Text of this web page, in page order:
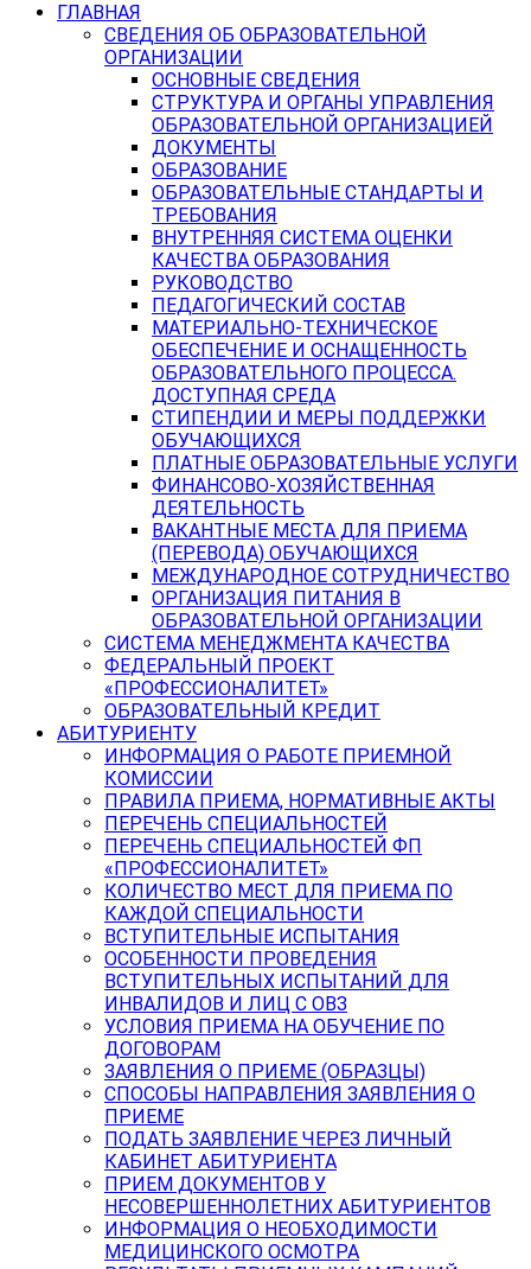
ГЛАВНАЯ
СВЕДЕНИЯ ОБ ОБРАЗОВАТЕЛЬНОЙ
ОРГАНИЗАЦИИ
ОСНОВНЫЕ СВЕДЕНИЯ
СТРУКТУРА И ОРГАНЫ УПРАВЛЕНИЯ
ОБРАЗОВАТЕЛЬНОЙ ОРГАНИЗАЦИЕЙ
ДОКУМЕНТЫ
ОБРАЗОВАНИЕ
ОБРАЗОВАТЕЛЬНЫЕ СТАНДАРТЫ И
ТРЕБОВАНИЯ
ВНУТРЕННЯЯ СИСТЕМА ОЦЕНКИ
КАЧЕСТВА ОБРАЗОВАНИЯ
РУКОВОДСТВО
ПЕДАГОГИЧЕСКИЙ СОСТАВ
МАТЕРИАЛЬНО-ТЕХНИЧЕСКОЕ
ОБЕСПЕЧЕНИЕ И ОСНАЩЕННОСТЬ
ОБРАЗОВАТЕЛЬНОГО ПРОЦЕССА.
ДОСТУПНАЯ СРЕДА
СТИПЕНДИИ И МЕРЫ ПОДДЕРЖКИ
ОБУЧАЮЩИХСЯ
ПЛАТНЫЕ ОБРАЗОВАТЕЛЬНЫЕ УСЛУГИ
ФИНАНСОВО-ХОЗЯЙСТВЕННАЯ
ДЕЯТЕЛЬНОСТЬ
ВАКАНТНЫЕ МЕСТА ДЛЯ ПРИЕМА
(ПЕРЕВОДА) ОБУЧАЮЩИХСЯ
МЕЖДУНАРОДНОЕ СОТРУДНИЧЕСТВО
ОРГАНИЗАЦИЯ ПИТАНИЯ В
ОБРАЗОВАТЕЛЬНОЙ ОРГАНИЗАЦИИ
СИСТЕМА МЕНЕДЖМЕНТА КАЧЕСТВА
ФЕДЕРАЛЬНЫЙ ПРОЕКТ
«ПРОФЕССИОНАЛИТЕТ»
ОБРАЗОВАТЕЛЬНЫЙ КРЕДИТ
АБИТУРИЕНТУ
ИНФОРМАЦИЯ О РАБОТЕ ПРИЕМНОЙ
КОМИССИИ
ПРАВИЛА ПРИЕМА, НОРМАТИВНЫЕ АКТЫ
ПЕРЕЧЕНЬ СПЕЦИАЛЬНОСТЕЙ
ПЕРЕЧЕНЬ СПЕЦИАЛЬНОСТЕЙ ФП
«ПРОФЕССИОНАЛИТЕТ»
КОЛИЧЕСТВО МЕСТ ДЛЯ ПРИЕМА ПО
КАЖДОЙ СПЕЦИАЛЬНОСТИ
ВСТУПИТЕЛЬНЫЕ ИСПЫТАНИЯ
ОСОБЕННОСТИ ПРОВЕДЕНИЯ
ВСТУПИТЕЛЬНЫХ ИСПЫТАНИЙ ДЛЯ
ИНВАЛИДОВ И ЛИЦ С ОВЗ
УСЛОВИЯ ПРИЕМА НА ОБУЧЕНИЕ ПО
ДОГОВОРАМ
ЗАЯВЛЕНИЯ О ПРИЕМЕ (ОБРАЗЦЫ)
СПОСОБЫ НАПРАВЛЕНИЯ ЗАЯВЛЕНИЯ О
ПРИЕМЕ
ПОДАТЬ ЗАЯВЛЕНИЕ ЧЕРЕЗ ЛИЧНЫЙ
КАБИНЕТ АБИТУРИЕНТА
ПРИЕМ ДОКУМЕНТОВ У
НЕСОВЕРШЕННОЛЕТНИХ АБИТУРИЕНТОВ
ИНФОРМАЦИЯ О НЕОБХОДИМОСТИ
МЕДИЦИНСКОГО ОСМОТРА